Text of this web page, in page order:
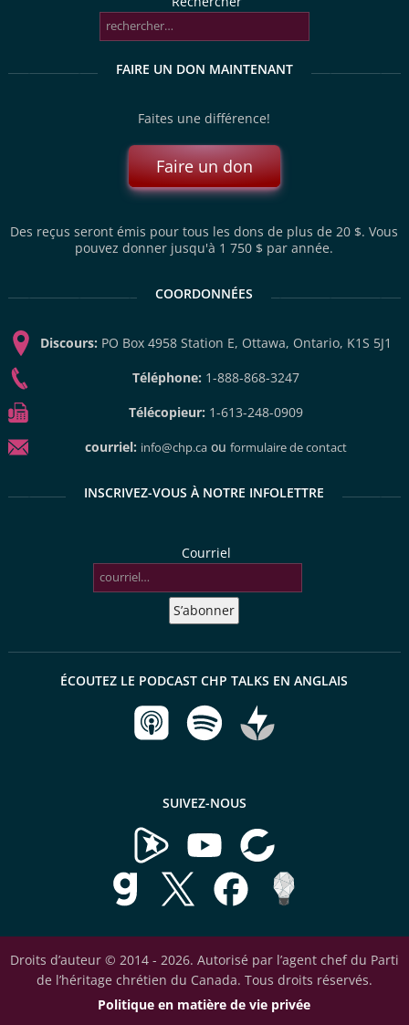
FAIRE UN DON MAINTENANT
Faites une différence!
Faire un don
Des reçus seront émis pour tous les dons de plus de 20 $. Vous
pouvez donner jusqu'à 1 750 $ par année.
COORDONNÉES
Discours: PO Box 4958 Station E, Ottawa, Ontario, K1S 5J1
Téléphone: 1-888-868-3247
Télécopieur: 1-613-248-0909
courriel: info@chp.caou formulaire de contact
INSCRIVEZ-VOUS À NOTRE INFOLETTRE
Courriel
S’abonner
ÉCOUTEZ LE PODCAST CHP TALKS EN ANGLAIS
SUIVEZ-NOUS
Droits d’auteur © 2014 - 2026. Autorisé par l’agent chef du Parti
de l’héritage chrétien du Canada. Tous droits réservés.
Politique en matière de vie privée